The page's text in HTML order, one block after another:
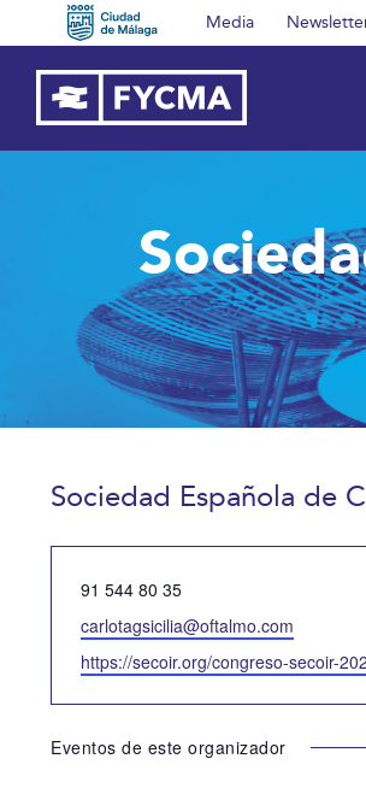
al
contenido
Media
Sociedad Española de
Teléfono
91 544 80 35
Email
carlotagsicilia@oftalmo.com
Website
https://secoir.org/congreso-secoir-
Eventos de este organizador